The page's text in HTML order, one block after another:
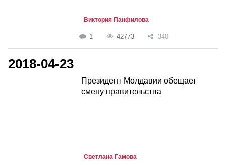
Виктория Панфилова
1 42773 340
2018-04-23
Президент Молдавии обещает
смену правительства
Светлана Гамова